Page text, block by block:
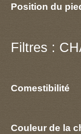
Position du
Filtres :
Comestibilité
Couleur de la